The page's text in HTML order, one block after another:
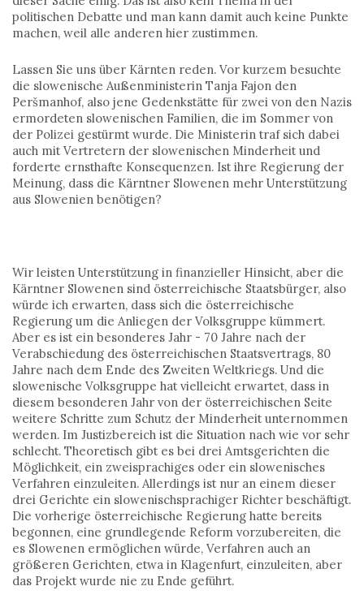
politischen Debatte und man kann damit auch keine Punkte
machen, weil alle anderen hier zustimmen.
Lassen Sie uns über Kärnten reden. Vor kurzem besuchte
die slowenische Außenministerin Tanja Fajon den
Peršmanhof, also jene Gedenkstätte für zwei von den Nazis
ermordeten slowenischen Familien, die im Sommer von
der Polizei gestürmt wurde. Die Ministerin traf sich dabei
auch mit Vertretern der slowenischen Minderheit und
forderte ernsthafte Konsequenzen. Ist ihre Regierung der
Meinung, dass die Kärntner Slowenen mehr Unterstützung
aus Slowenien benötigen?
Wir leisten Unterstützung in finanzieller Hinsicht, aber die
Kärntner Slowenen sind österreichische Staatsbürger, also
würde ich erwarten, dass sich die österreichische
Regierung um die Anliegen der Volksgruppe kümmert.
Aber es ist ein besonderes Jahr - 70 Jahre nach der
Verabschiedung des österreichischen Staatsvertrags, 80
Jahre nach dem Ende des Zweiten Weltkriegs. Und die
slowenische Volksgruppe hat vielleicht erwartet, dass in
diesem besonderen Jahr von der österreichischen Seite
weitere Schritte zum Schutz der Minderheit unternommen
werden. Im Justizbereich ist die Situation nach wie vor sehr
schlecht. Theoretisch gibt es bei drei Amtsgerichten die
Möglichkeit, ein zweisprachiges oder ein slowenisches
Verfahren einzuleiten. Allerdings ist nur an einem dieser
drei Gerichte ein slowenischsprachiger Richter beschäftigt.
Die vorherige österreichische Regierung hatte bereits
begonnen, eine grundlegende Reform vorzubereiten, die
es Slowenen ermöglichen würde, Verfahren auch an
größeren Gerichten, etwa in Klagenfurt, einzuleiten, aber
das Projekt wurde nie zu Ende geführt.